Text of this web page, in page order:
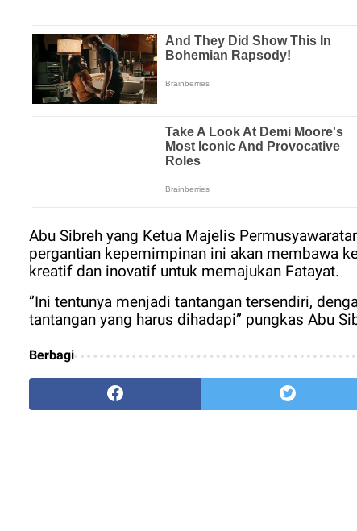
Abu Sibreh yang Ketua Majelis
pergantian kepemimpinan ini akan membawa
kreatif dan inovatif untuk memajukan Fatayat.
”Ini tentunya menjadi tantangan tersendiri,
tantangan yang harus dihadapi” pungkas Abu
Berbagi